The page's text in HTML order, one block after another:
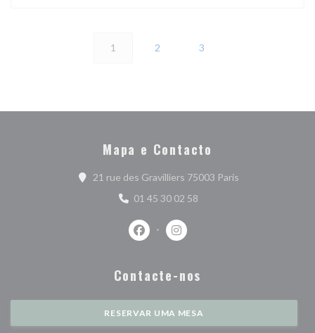
1 2 3
Mapa e Contacto
21 rue des Gravilliers 75003 Paris((abre numa nova
01 45 30 02 58
Facebook ((abre numa nova janela))
Instagram ((abre numa nova
Contacte-nos
RESERVAR UMA MESA